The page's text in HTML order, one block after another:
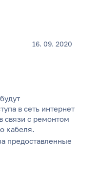
16. 09. 2020
в сеть интернет
связи с ремонтом
кабеля.
предоставленные